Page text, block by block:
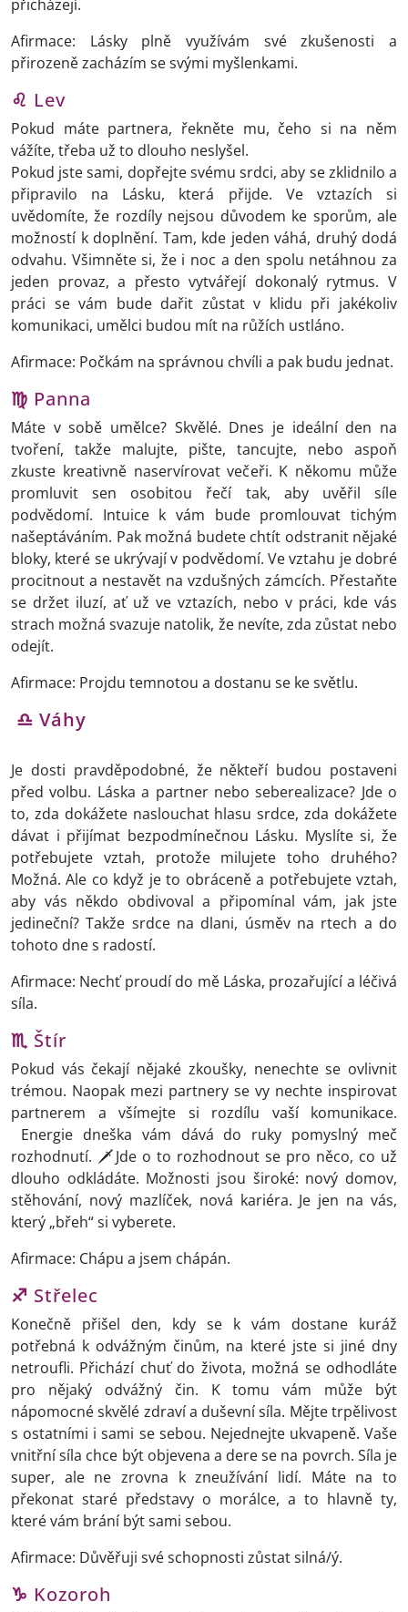
přicházejí.
Afirmace: Lásky plně využívám své zkušenosti a
přirozeně zacházím se svými myšlenkami.
♌ Lev
Pokud máte partnera, řekněte mu, čeho si na něm
vážíte, třeba už to dlouho neslyšel.
Pokud jste sami, dopřejte svému srdci, aby se zklidnilo a
připravilo na Lásku, která přijde. Ve vztazích si
uvědomíte, že rozdíly nejsou důvodem ke sporům, ale
možností k doplnění. Tam, kde jeden váhá, druhý dodá
odvahu. Všimněte si, že i noc a den spolu netáhnou za
jeden provaz, a přesto vytvářejí dokonalý rytmus. V
práci se vám bude dařit zůstat v klidu při jakékoliv
komunikaci, umělci budou mít na růžích ustláno.
Afirmace: Počkám na správnou chvíli a pak budu jednat.
♍ Panna
Máte v sobě umělce? Skvělé. Dnes je ideální den na
tvoření, takže malujte, pište, tancujte, nebo aspoň
zkuste kreativně naservírovat večeři. K někomu může
promluvit sen osobitou řečí tak, aby uvěřil síle
podvědomí. Intuice k vám bude promlouvat tichým
našeptáváním. Pak možná budete chtít odstranit nějaké
bloky, které se ukrývají v podvědomí. Ve vztahu je dobré
procitnout a nestavět na vzdušných zámcích. Přestaňte
se držet iluzí, ať už ve vztazích, nebo v práci, kde vás
strach možná svazuje natolik, že nevíte, zda zůstat nebo
odejít.
Afirmace: Projdu temnotou a dostanu se ke světlu.
♎ Váhy
Je dosti pravděpodobné, že někteří budou postaveni
před volbu. Láska a partner nebo seberealizace? Jde o
to, zda dokážete naslouchat hlasu srdce, zda dokážete
dávat i přijímat bezpodmínečnou Lásku. Myslíte si, že
potřebujete vztah, protože milujete toho druhého?
Možná. Ale co když je to obráceně a potřebujete vztah,
aby vás někdo obdivoval a připomínal vám, jak jste
jedineční? Takže srdce na dlani, úsměv na rtech a do
tohoto dne s radostí.
Afirmace: Nechť proudí do mě Láska, prozařující a léčivá
síla.
♏ Štír
Pokud vás čekají nějaké zkoušky, nenechte se ovlivnit
trémou. Naopak mezi partnery se vy nechte inspirovat
partnerem a všímejte si rozdílu vaší komunikace.
Energie dneška vám dává do ruky pomyslný meč
rozhodnutí. 🗡️Jde o to rozhodnout se pro něco, co už
dlouho odkládáte. Možnosti jsou široké: nový domov,
stěhování, nový mazlíček, nová kariéra. Je jen na vás,
který „břeh“ si vyberete.
Afirmace: Chápu a jsem chápán.
♐ Střelec
Konečně přišel den, kdy se k vám dostane kuráž
potřebná k odvážným činům, na které jste si jiné dny
netroufli. Přichází chuť do života, možná se odhodláte
pro nějaký odvážný čin. K tomu vám může být
nápomocné skvělé zdraví a duševní síla. Mějte trpělivost
s ostatními i sami se sebou. Nejednejte ukvapeně. Vaše
vnitřní síla chce být objevena a dere se na povrch. Síla je
super, ale ne zrovna k zneužívání lidí. Máte na to
překonat staré představy o morálce, a to hlavně ty,
které vám brání být sami sebou.
Afirmace: Důvěřuji své schopnosti zůstat silná/ý.
♑ Kozoroh